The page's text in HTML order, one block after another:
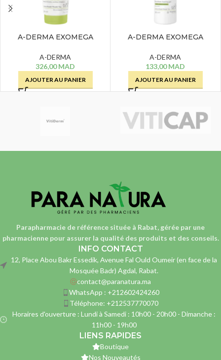
A-DERMA EXOMEGA
EMOLLIENTE – 200 ML
A-DERMA
326,00MAD
AJOUTER AU PANIER
A-DERMA EXOMEGA
EMOLLIENT – 200 ML
A-DERMA
133,00MAD
AJOUTER AU PANIER
Parapharmacie de référence située à Rabat, gérée par une
pharmaciennepour assurer la qualité des produits et des conseils.
INFO CONTACT
12, Place Abou Bakr Essedik, Avenue Fal Ould Oumeir (en face de la
Mosquée Badr) Agdal, Rabat.
contact@paranatura.ma
WhatsApp : +212602424260
Téléphone: +212537770070
Horaires d'ouverture : Lundi à Samedi : 10h00 - 20h00 - Dimanche :
11h00 - 19h00
LIENS RAPIDES
Boutique
Nos Nouveautés